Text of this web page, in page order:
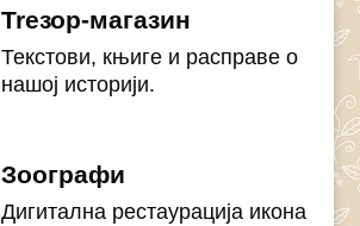
Treзор-магазин
Текстови, књиге и расправе о
нашој историји.
Зоографи
Дигитална рестаурација икона